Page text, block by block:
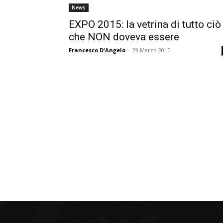
News
EXPO 2015: la vetrina di tutto ciò
che NON doveva essere
Francesco D'Angelo - 29 Marzo 2015